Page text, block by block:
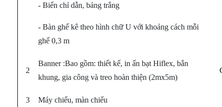
- Biển chỉ dẫn, bảng trắng
- Bàn ghế kê theo hình chữ U với khoảng cách mỗi
ghế 0,3 m
2
Banner :Bao gồm: thiết kế, in ấn bạt Hiflex, bắn
khung, gia công và treo hoàn thiện (2mx5m)
3 Máy chiếu, màn chiếu